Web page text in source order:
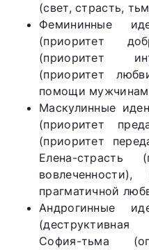
(свет, страсть,
Фемининные
(приоритет
(приоритет
(приоритет
помощи
Маскулинные
(приоритет
(приоритет
Елена-страсть
вовлеченности),
прагматичной
Андрогинные
София-тьма